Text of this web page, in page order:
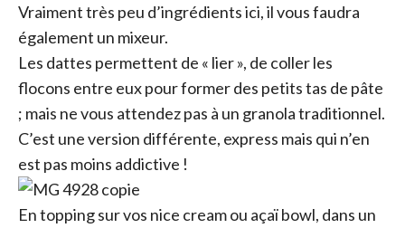
Vraiment très peu d’ingrédients ici, il vous faudra
également un mixeur.
Les dattes permettent de « lier », de coller les
flocons entre eux pour former des petits tas de pâte
; mais ne vous attendez pas à un granola traditionnel.
C’est une version différente, express mais qui n’en
est pas moins addictive !
En topping sur vos nice cream ou açaï bowl, dans un